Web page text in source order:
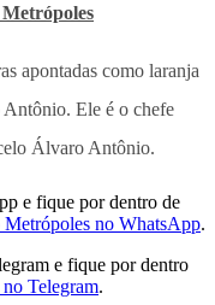
Metrópoles
apontadas como laranja
Ele é o chefe
Álvaro Antônio.
e fique por dentro de
Metrópoles no WhatsApp.
e fique por dentro
Telegram.